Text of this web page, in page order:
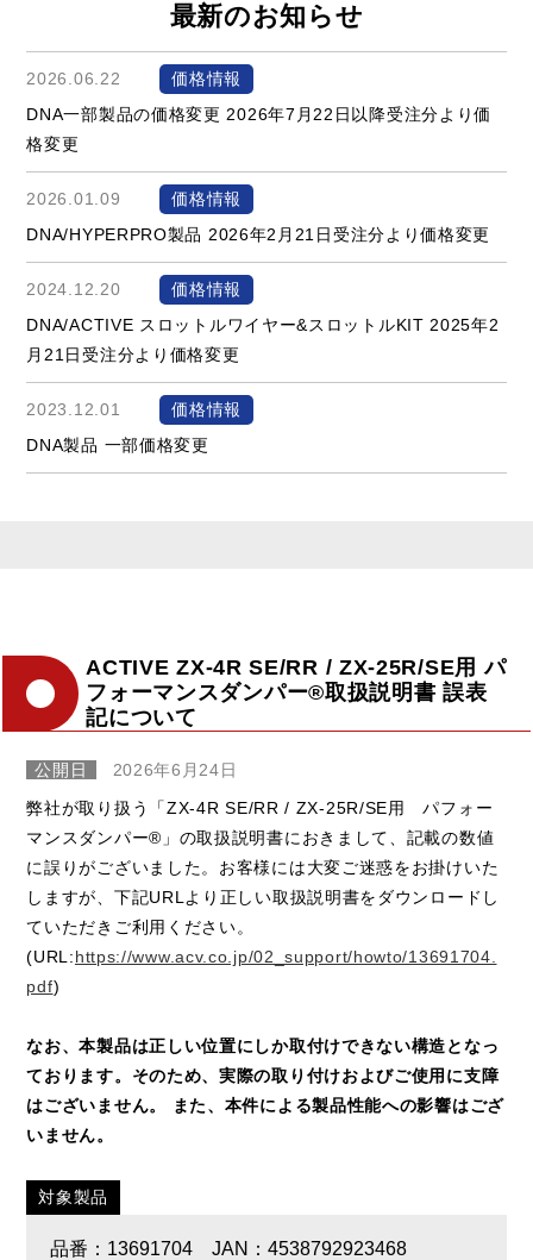
最新のお知らせ
2026.06.22
価格情報
DNA一部製品の価格変更 2026年7月22日以降受注分より価
格変更
2026.01.09
価格情報
DNA/HYPERPRO製品 2026年2月21日受注分より価格変更
2024.12.20
価格情報
DNA/ACTIVE スロットルワイヤー&スロットルKIT 2025年2
月21日受注分より価格変更
2023.12.01
価格情報
DNA製品 一部価格変更
ACTIVE ZX-4R SE/RR / ZX-25R/SE用 パ
フォーマンスダンパー®取扱説明書 誤表
記について
公開日
2026年6月24日
弊社が取り扱う「ZX-4R SE/RR / ZX-25R/SE用 パフォー
マンスダンパー®」の取扱説明書におきまして、記載の数値
に誤りがございました。お客様には大変ご迷惑をお掛けいた
しますが、下記URLより正しい取扱説明書をダウンロードし
ていただきご利用ください。
(URL:https://www.acv.co.jp/02_support/howto/13691704.
pdf)
なお、本製品は正しい位置にしか取付けできない構造となっ
ております。そのため、実際の取り付けおよびご使用に支障
はございません。 また、本件による製品性能への影響はござ
いません。
対象製品
品番：13691704 JAN：4538792923468